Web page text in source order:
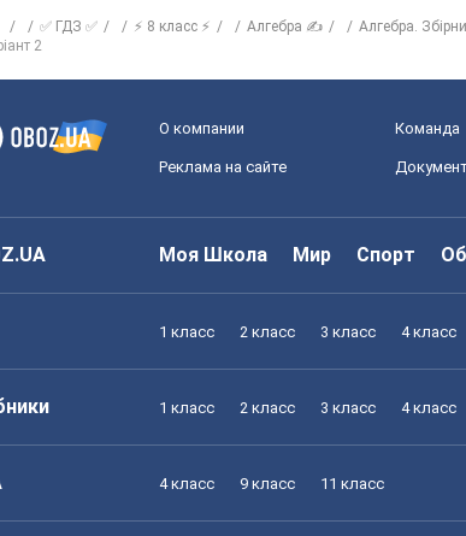
✅ ГДЗ ✅ ⚡ 8 класс ⚡ Алгебра ✍ Алгебра.
2
О компании Команда
Реклама на сайте
Моя Школа Мир Спорт
1 класс 2 класс 3 класс 4 класс
1 класс 2 класс 3 класс 4 класс
4 класс 9 класс 11 класс